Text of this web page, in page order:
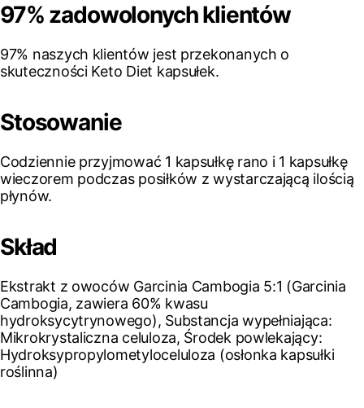
97% zadowolonych klientów
97% naszych klientów jest przekonanych o
skuteczności Keto Diet kapsułek.
Stosowanie
Codziennie przyjmować 1 kapsułkę rano i 1 kapsułkę
wieczorem podczas posiłków z wystarczającą ilością
płynów.
Skład
Ekstrakt z owoców Garcinia Cambogia 5:1 (Garcinia
Cambogia, zawiera 60% kwasu
hydroksycytrynowego), Substancja wypełniająca:
Mikrokrystaliczna celuloza, Środek powlekający:
Hydroksypropylometyloceluloza (osłonka kapsułki
roślinna)